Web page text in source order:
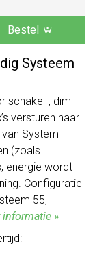
Bestel
Systeem
schakel-, dim-
versturen naar
System
(zoals
energie wordt
Configuratie
55,
informatie »